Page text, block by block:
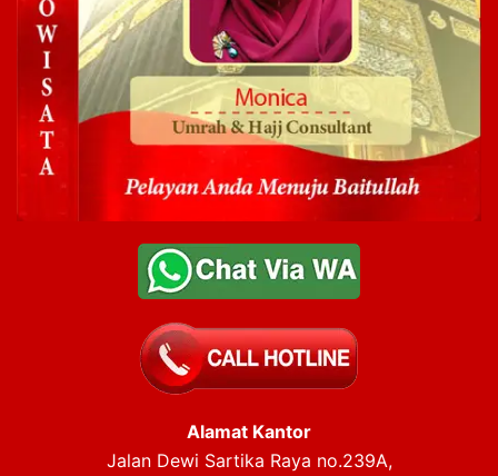
Alamat Kantor
Jalan Dewi Sartika Raya no.239A,